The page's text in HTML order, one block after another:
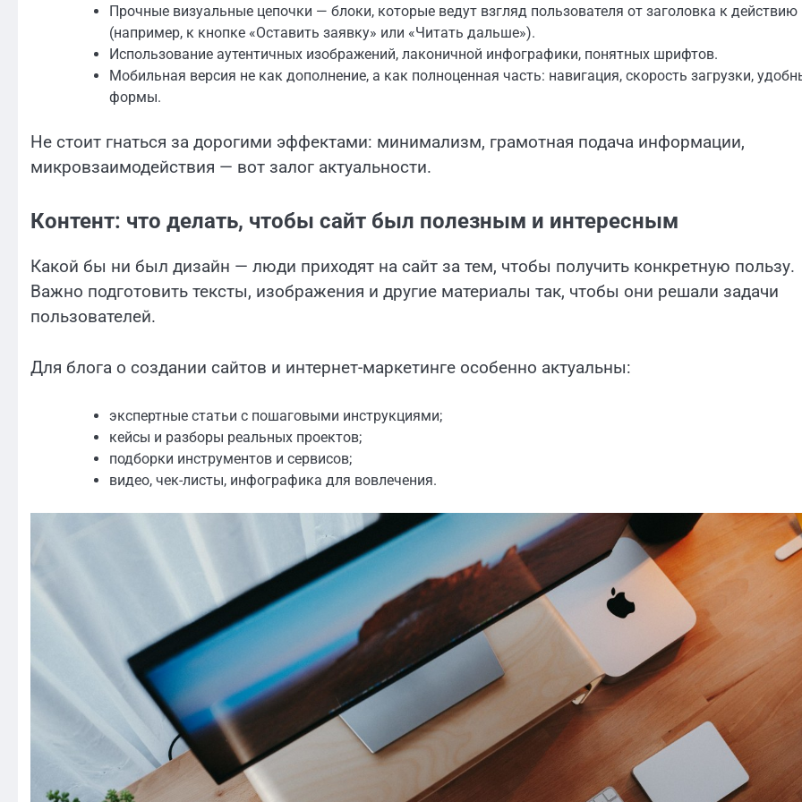
Прочные визуальные цепочки — блоки, которые ведут взгляд пользователя от заголовка к действию
(например, к кнопке «Оставить заявку» или «Читать дальше»).
Использование аутентичных изображений, лаконичной инфографики, понятных шрифтов.
Мобильная версия не как дополнение, а как полноценная часть: навигация, скорость загрузки,
формы.
Не стоит гнаться за дорогими эффектами: минимализм, грамотная подача информации,
микровзаимодействия — вот залог актуальности.
Контент: что делать, чтобы сайт был полезным и интересным
Какой бы ни был дизайн — люди приходят на сайт за тем, чтобы получить конкретную пользу.
Важно подготовить тексты, изображения и другие материалы так, чтобы они решали задачи
пользователей.
Для блога о создании сайтов и интернет-маркетинге особенно актуальны:
экспертные статьи с пошаговыми инструкциями;
кейсы и разборы реальных проектов;
подборки инструментов и сервисов;
видео, чек-листы, инфографика для вовлечения.